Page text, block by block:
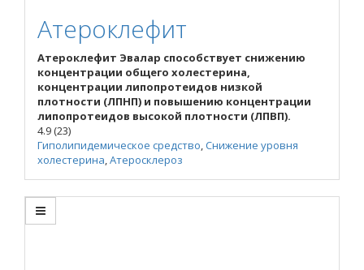
Атероклефит
Атероклефит Эвалар способствует снижению
концентрации общего холестерина,
концентрации липопротеидов низкой
плотности (ЛПНП) и повышению концентрации
липопротеидов высокой плотности (ЛПВП).
4.9(23)
Гиполипидемическое средство,Снижение уровня
холестерина,Атеросклероз